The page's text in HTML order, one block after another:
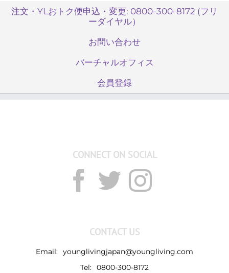
注文・YLおトク便申込・変更: 0800-300-8172 (フリ
ーダイヤル）
お問い合わせ
バーチャルオフィス
会員登録
CONNECT ON SOCIAL
CONTACT US
Email: younglivingjapan@youngliving.com
Tel: 0800-300-8172